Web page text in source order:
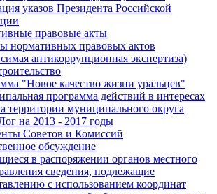
указов Президента Российской
правовые акты
нормативных правовых актов
антикоррупционная экспертиза)
"Новое качество жизни уральцев"
программа действий в интересах
территории муниципального округа
на 2013 - 2017 годы
Советов и Комиссий
обсуждение
в распоряжении органов местного
сведения, подлежащие
с использованием координат